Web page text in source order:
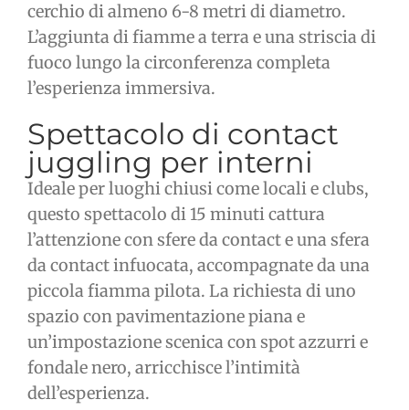
cerchio di almeno 6-8 metri di diametro.
L’aggiunta di fiamme a terra e una striscia di
fuoco lungo la circonferenza completa
l’esperienza immersiva.
Spettacolo di contact
juggling per interni
Ideale per luoghi chiusi come locali e clubs,
questo spettacolo di 15 minuti cattura
l’attenzione con sfere da contact e una sfera
da contact infuocata, accompagnate da una
piccola fiamma pilota. La richiesta di uno
spazio con pavimentazione piana e
un’impostazione scenica con spot azzurri e
fondale nero, arricchisce l’intimità
dell’esperienza.